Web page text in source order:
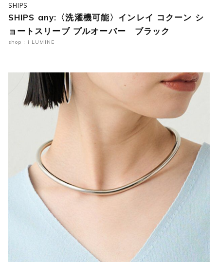
SHIPS
SHIPS any:〈洗濯機可能〉インレイ コクーン シ
ョートスリーブ プルオーバー ブラック
shop : i LUMINE